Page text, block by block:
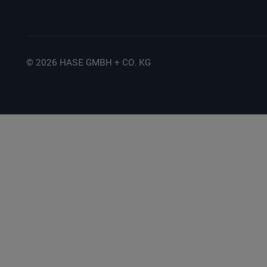
© 2026 HASE GMBH + CO. KG